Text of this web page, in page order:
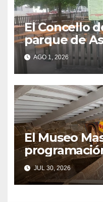
El Concello
parque de
quejas
durante el
AGO 1, 2026
El Museo
JUL 30, 2026